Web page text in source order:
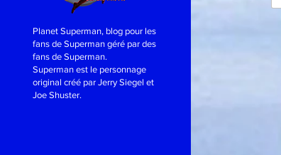
Planet Superman, blog pour les
fans de Superman géré par des
fans de Superman.
Superman est le personnage
original créé par Jerry Siegel et
Joe Shuster.